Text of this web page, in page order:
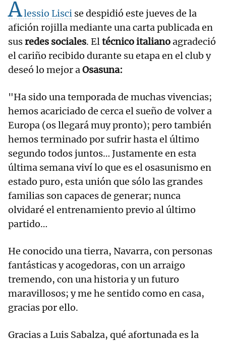
Alessio Lisci se despidió este jueves de la
afición rojilla mediante una carta publicada en
susredes sociales. Eltécnico italianoagradeció
el cariño recibido durante su etapa en el club y
deseó lo mejor aOsasuna:
"Ha sido una temporada de muchas vivencias;
hemos acariciado de cerca el sueño de volver a
Europa (os llegará muy pronto); pero también
hemos terminado por sufrir hasta el último
segundo todos juntos… Justamente en esta
última semana viví lo que es el osasunismo en
estado puro, esta unión que sólo las grandes
familias son capaces de generar; nunca
olvidaré el entrenamiento previo al último
partido…
He conocido una tierra, Navarra, con personas
fantásticas y acogedoras, con un arraigo
tremendo, con una historia y un futuro
maravillosos; y me he sentido como en casa,
gracias por ello.
Gracias a Luis Sabalza, qué afortunada es la